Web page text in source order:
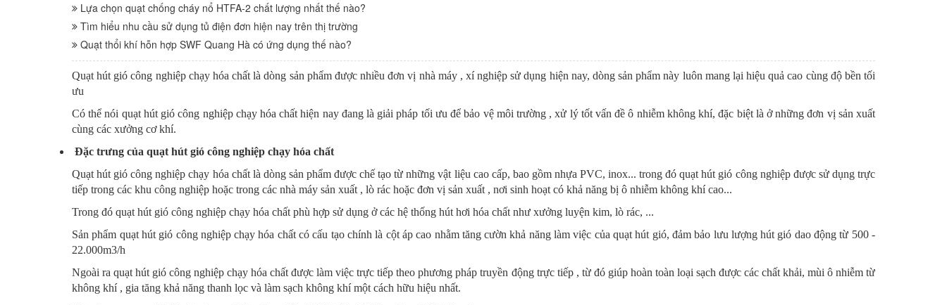
Lựa chọn quạt chống cháy nổ HTFA-2 chất lượng nhất thế nào?
Tìm hiểu nhu cầu sử dụng tủ điện đơn hiện nay trên thị trường
Quạt thổi khí hỗn hợp SWF Quang Hà có ứng dụng thế nào?
Quạt hút gió công nghiệp chạy hóa chất là dòng sản phẩm được nhiều đơn vị nhà máy , xí nghiệp sử dụng hiện nay, dòng sản phẩm này luôn mang lại hiệu quả cao cùng độ bền tối
ưu
Có thể nói quạt hút gió công nghiệp chạy hóa chất hiện nay đang là giải pháp tối ưu để bảo vệ môi trường , xử lý tốt vấn đề ô nhiễm không khí, đặc biệt là ở những đơn vị sản xuất
cùng các xưởng cơ khí.
Đặc trưng của quạt hút gió công nghiệp chạy hóa chất
Quạt hút gió công nghiệp chạy hóa chất là dòng sản phẩm được chế tạo từ những vật liệu cao cấp, bao gồm nhựa PVC, inox... trong đó quạt hút gió công nghiệp được sử dụng trực
tiếp trong các khu công nghiệp hoặc trong các nhà máy sản xuất , lò rác hoặc đơn vị sản xuất , nơi sinh hoạt có khả năng bị ô nhiễm không khí cao...
Trong đó quạt hút gió công nghiệp chạy hóa chất phù hợp sử dụng ở các hệ thống hút hơi hóa chất như xưởng luyện kim, lò rác, ...
Sản phẩm quạt hút gió công nghiệp chạy hóa chất có cấu tạo chính là cột áp cao nhằm tăng cườn khả năng làm việc của quạt hút gió, đảm bảo lưu lượng hút gió dao động từ 500 -
22.000m3/h
Ngoài ra quạt hút gió công nghiệp chạy hóa chất được làm việc trực tiếp theo phương pháp truyền động trực tiếp , từ đó giúp hoàn toàn loại sạch được các chất khải, mùi ô nhiễm từ
không khí , gia tăng khả năng thanh lọc và làm sạch không khí một cách hữu hiệu nhất.